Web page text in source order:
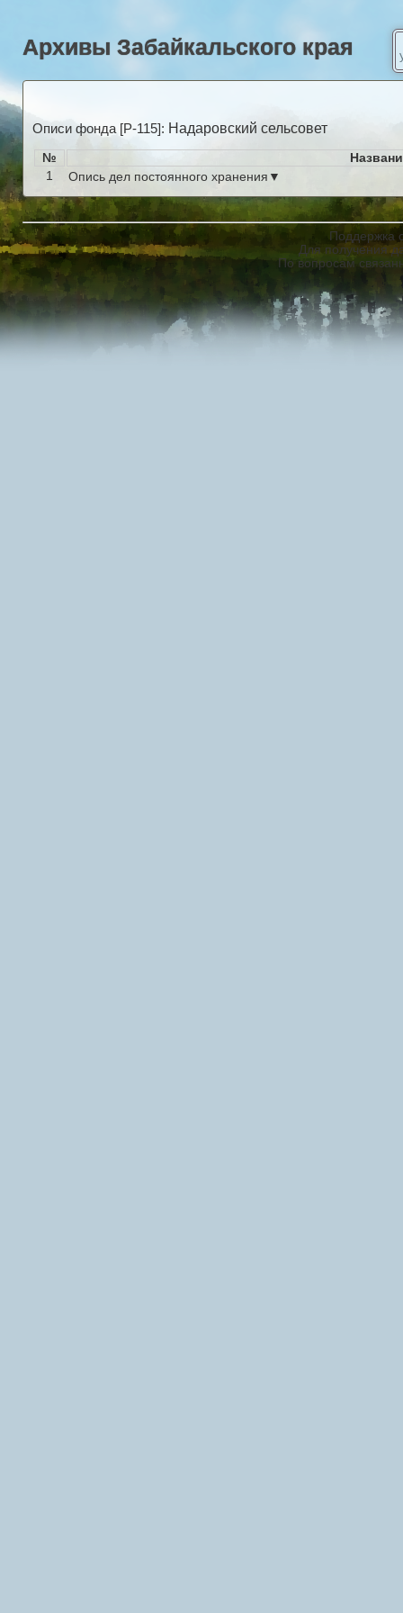
Архивы Забайкальского края
Описи фонда [Р-115]: Надаровский сельсовет
№
1
Опись дел постоянного хранения▼
Поддержка
Для получения
По вопросам